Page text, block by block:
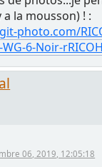
la mousson) ! :
photo.com/
6-Noir-
06, 2019, 12:05:18